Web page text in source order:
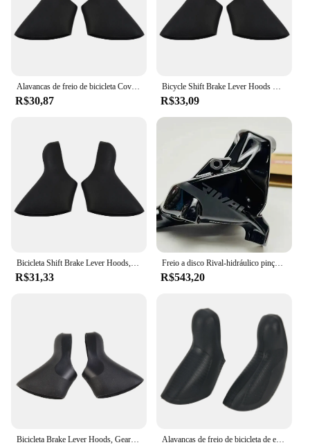
Alavancas de freio de bicicleta Covers, Brake Lever Hoods, SRAM Apex, Rival Force, Vermelho, 10, 20 Velocidade, N, E, W, 1 Par
R$30,87
Bicycle Shift Brake Lever Hoods Cover, SRAM Apex, Força rival, Vermelho, 10, 20 velocidades
R$33,09
Bicicleta Shift Brake Lever Hoods, suporte de silicone, capa para SRAM Apex Rival Force, vermelho, 10, 20 velocidade
R$31,33
Freio a disco Rival-hidráulico pinça, eixos
R$543,20
Bicicleta Brake Lever Hoods, Gear Shift Lever Cover, Ciclismo Shifter Kit, Capuz Mecânico Cobre Peças, SRAM, Vermelho, Forco, Rival, Apex Alavancas de freio de bicicleta de estrada capuzes, capa para SRAM Apex, força rival, vermelho, 10, 11 velocidade, bicicleta, sílica gel, preto